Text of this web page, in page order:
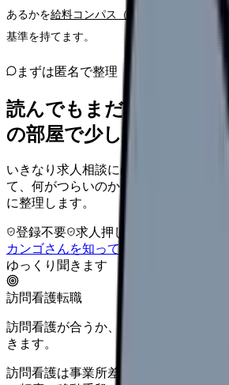
あるかを給料コンパス（適正年収診断）
で
基準を持てます。
まずは匿名で整理
読んでもまだ苦しいなら
の部屋で少し話してみま
いきなり求人相談には進みません。今
て、何がつらいのか、辞めるべきか、
に整理します。
登録不要 求人押し売りなし
病院
カンゴさんを知ってから相談する
ゆっくり聞きます
訪問看護転職
訪問看護が合うか、オンコール・教育
きます。
訪問看護は事業所差が大きい領域です